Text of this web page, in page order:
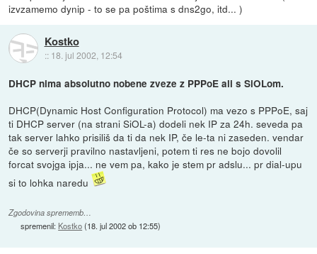
izvzamemo dynip - to se pa poštima s dns2go, itd... )
Kostko
:: 18. jul 2002, 12:54
DHCP nima absolutno nobene zveze z PPPoE ali s SiOLom.
DHCP(Dynamic Host Configuration Protocol) ma vezo s PPPoE, saj
ti DHCP server (na strani SiOL-a) dodeli nek IP za 24h. seveda pa
tak server lahko prisiliš da ti da nek IP, če le-ta ni zaseden. vendar
če so serverji pravilno nastavljeni, potem ti res ne bojo dovolil
forcat svojga ipja... ne vem pa, kako je stem pr adslu... pr dial-upu
si to lohka naredu
Zgodovina sprememb…
spremenil: Kostko(18. jul 2002 ob 12:55)